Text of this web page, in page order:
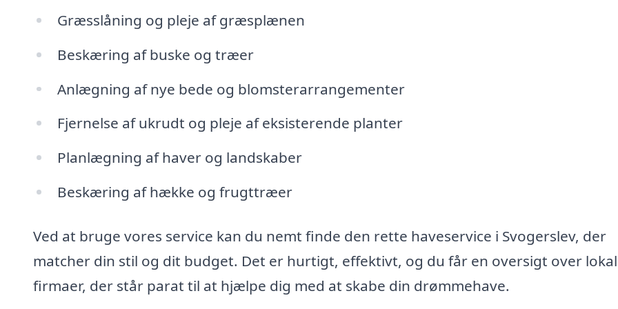
Græsslåning og pleje af græsplænen
Beskæring af buske og træer
Anlægning af nye bede og blomsterarrangementer
Fjernelse af ukrudt og pleje af eksisterende planter
Planlægning af haver og landskaber
Beskæring af hække og frugttræer
Ved at bruge vores service kan du nemt finde den rette haveservice i Svogerslev, der
matcher din stil og dit budget. Det er hurtigt, effektivt, og du får en oversigt over
firmaer, der står parat til at hjælpe dig med at skabe din drømmehave.